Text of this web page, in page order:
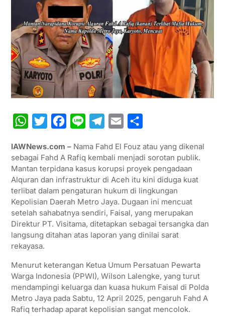
W
a
t
s
A
p
p
i
t
t
e
r
c
e
b
o
o
k
n
e
l
e
g
r
a
m
a
i
l
a
r
e
IAWNews.com – Nama Fahd El Fouz atau yang dikenal
sebagai Fahd A Rafiq kembali menjadi sorotan publik.
Mantan terpidana kasus korupsi proyek pengadaan
Alquran dan infrastruktur di Aceh itu kini diduga kuat
terlibat dalam pengaturan hukum di lingkungan
Kepolisian Daerah Metro Jaya. Dugaan ini mencuat
setelah sahabatnya sendiri, Faisal, yang merupakan
Direktur PT. Visitama, ditetapkan sebagai tersangka dan
langsung ditahan atas laporan yang dinilai sarat
rekayasa.
Menurut keterangan Ketua Umum Persatuan Pewarta
Warga Indonesia (PPWI), Wilson Lalengke, yang turut
mendampingi keluarga dan kuasa hukum Faisal di Polda
Metro Jaya pada Sabtu, 12 April 2025, pengaruh Fahd A
Rafiq terhadap aparat kepolisian sangat mencolok.